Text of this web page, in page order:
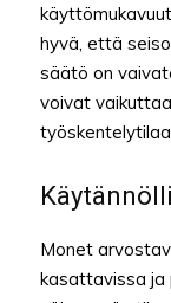
hyvä, että
säätö on
voivat
Monet
kasattavissa